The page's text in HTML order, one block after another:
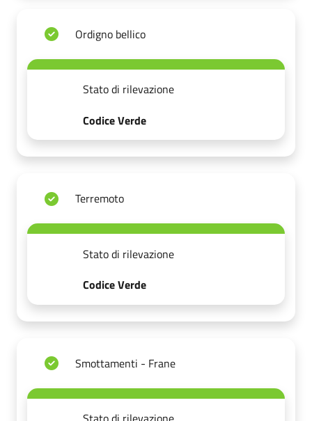
Ordigno bellico
Stato di rilevazione
Codice Verde
Terremoto
Stato di rilevazione
Codice Verde
Smottamenti - Frane